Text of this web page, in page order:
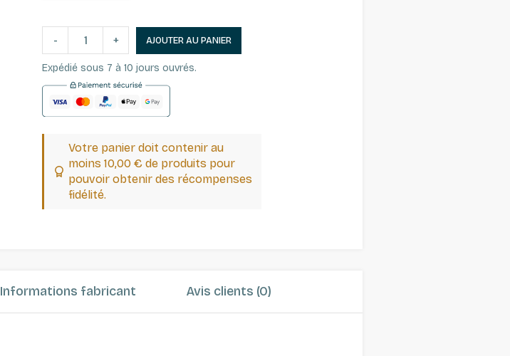
- + AJOUTER AU PANIER
Expédié sous 7 à 10 jours ouvrés.
Votre panier doit contenir au
moins 10,00 € de produits pour
pouvoir obtenir des récompenses
fidélité.
Informations fabricant Avis clients (0)